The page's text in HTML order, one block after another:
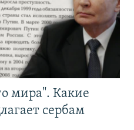
мира". Какие
сербам